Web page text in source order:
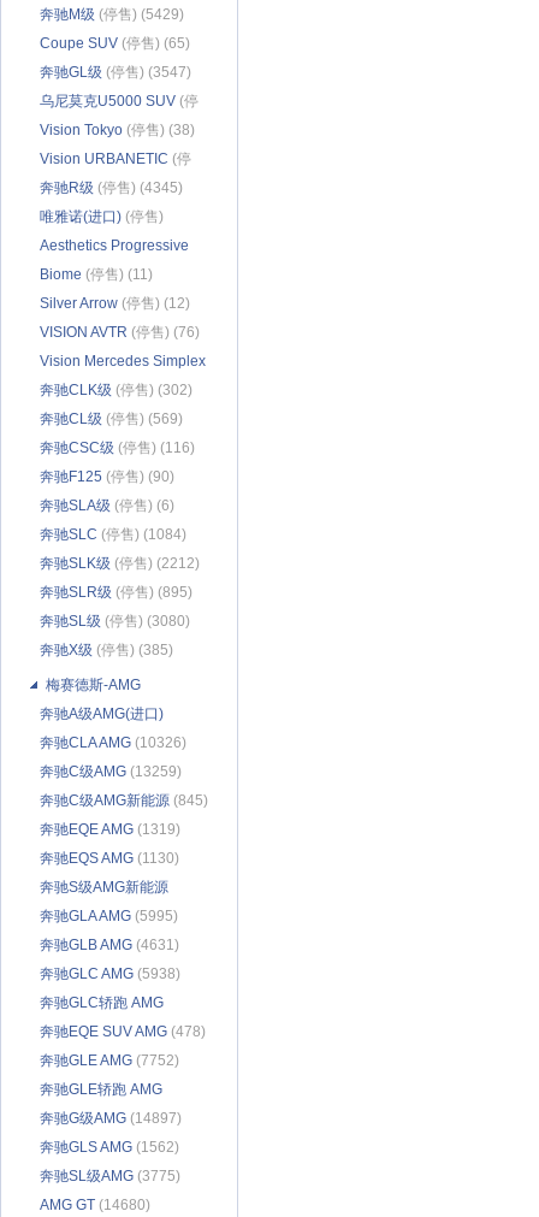
(1957)
奔驰M级 (停售) (5429)
Coupe SUV (停售) (65)
奔驰GL级 (停售) (3547)
乌尼莫克U5000 SUV (停
售) (232)
Vision Tokyo (停售) (38)
Vision URBANETIC (停
售) (9)
奔驰R级 (停售) (4345)
唯雅诺(进口) (停售)
(1303)
Aesthetics Progressive
Luxury(停售) (4)
Biome (停售) (11)
Silver Arrow (停售) (12)
VISION AVTR (停售) (76)
Vision Mercedes Simplex
(停售) (20)
奔驰CLK级 (停售) (302)
奔驰CL级 (停售) (569)
奔驰CSC级 (停售) (116)
奔驰F125 (停售) (90)
奔驰SLA级 (停售) (6)
奔驰SLC (停售) (1084)
奔驰SLK级 (停售) (2212)
奔驰SLR级 (停售) (895)
奔驰SL级 (停售) (3080)
奔驰X级 (停售) (385)
梅赛德斯-AMG
奔驰A级AMG(进口)
(11471)
奔驰CLA AMG (10326)
奔驰C级AMG (13259)
奔驰C级AMG新能源 (845)
奔驰EQE AMG (1319)
奔驰EQS AMG (1130)
奔驰S级AMG新能源
(1950)
奔驰GLA AMG (5995)
奔驰GLB AMG (4631)
奔驰GLC AMG (5938)
奔驰GLC轿跑 AMG
(4200)
奔驰EQE SUV AMG (478)
奔驰GLE AMG (7752)
奔驰GLE轿跑 AMG
(3169)
奔驰G级AMG (14897)
奔驰GLS AMG (1562)
奔驰SL级AMG (3775)
AMG GT (14680)